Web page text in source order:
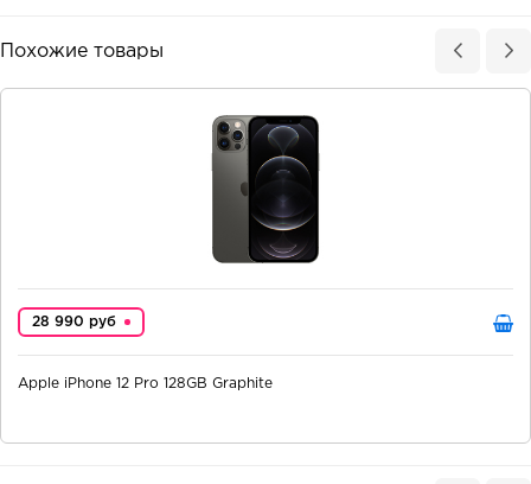
Похожие товары
28 990 руб
Apple iPhone 12 Pro 128GB Graphite